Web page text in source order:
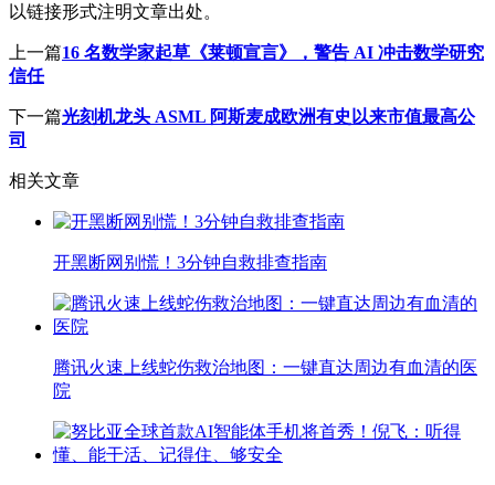
以链接形式注明文章出处。
上一篇16 名数学家起草《莱顿宣言》，警告 AI 冲击数学研究
信任
下一篇光刻机龙头 ASML 阿斯麦成欧洲有史以来市值最高公
司
相关文章
开黑断网别慌！3分钟自救排查指南
腾讯火速上线蛇伤救治地图：一键直达周边有血清的医
院